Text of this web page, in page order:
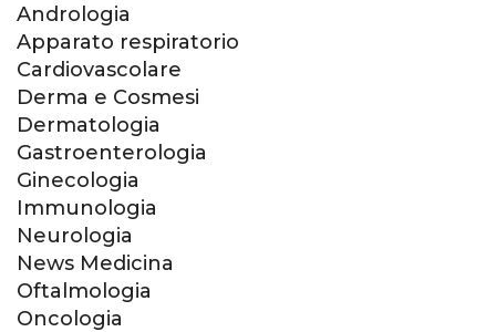
Andrologia
Apparato respiratorio
Cardiovascolare
Derma e Cosmesi
Dermatologia
Gastroenterologia
Ginecologia
Immunologia
Neurologia
News Medicina
Oftalmologia
Oncologia